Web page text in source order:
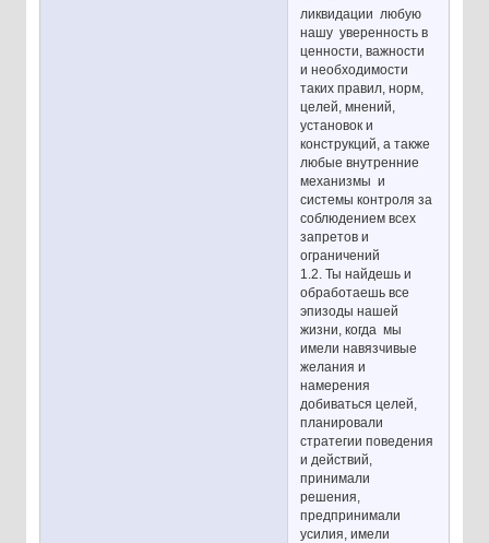
ликвидации любую
нашу уверенность в
ценности, важности
и необходимости
таких правил, норм,
целей, мнений,
установок и
конструкций, а также
любые внутренние
механизмы и
системы контроля за
соблюдением всех
запретов и
ограничений
1.2. Ты найдешь и
обработаешь все
эпизоды нашей
жизни, когда мы
имели навязчивые
желания и
намерения
добиваться целей,
планировали
стратегии поведения
и действий,
принимали
решения,
предпринимали
усилия, имели